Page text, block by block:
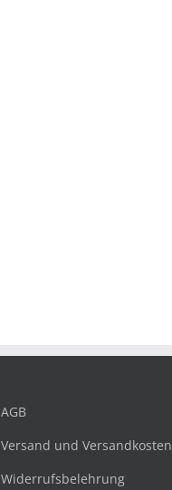
AGB
Versand und Versandkosten
Widerrufsbelehrung